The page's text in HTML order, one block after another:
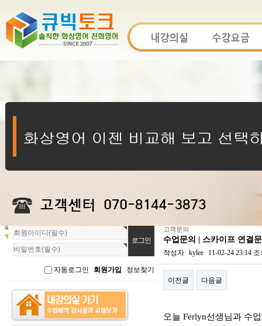
회
원
로
자동로그인 회원가입 정보찾기
고객문의
수업문의 | 스카이프 연결
작성자 kylee 11-02-24 23:14 조
이전글 다음글
오늘 Ferlyn선생님과 수